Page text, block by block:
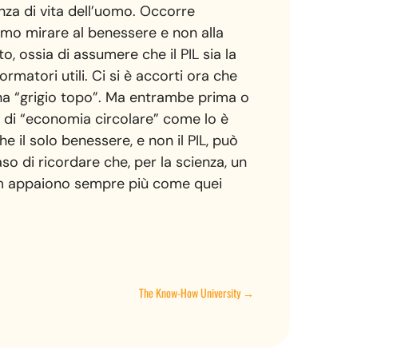
di vita dell’uomo. Occorre
mirare al benessere e non alla
ossia di assumere che il PIL sia la
utili. Ci si è accorti ora che
“grigio topo”. Ma entrambe prima o
“economia circolare” come lo è
il solo benessere, e non il PIL, può
di ricordare che, per la scienza, un
sempre più come quei
The Know-How University→